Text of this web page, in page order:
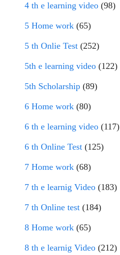
4 th e learning video (98)
5 Home work (65)
5 th Onlie Test (252)
5th e learning video (122)
5th Scholarship (89)
6 Home work (80)
6 th e learning video (117)
6 th Online Test (125)
7 Home work (68)
7 th e learnig Video (183)
7 th Online test (184)
8 Home work (65)
8 th e learnig Video (212)